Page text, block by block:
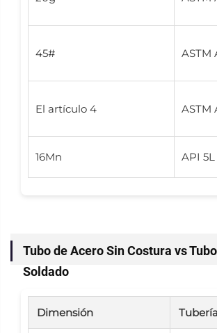
45# ASTM
El artículo 4 ASTM
16Mn API 5L
Tubo de Acero Sin Costura vs
Soldado
Dimensión